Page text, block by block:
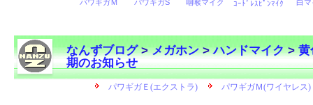
なんずブログ>メガホン>ハンドマイク>黄
期のお知らせ